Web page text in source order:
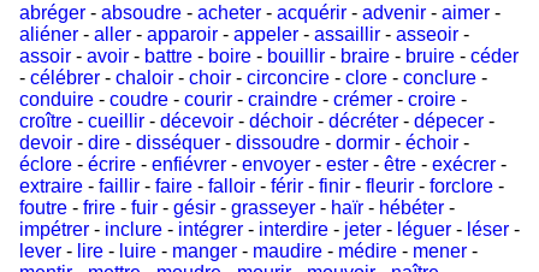
abréger - absoudre - acheter - acquérir - advenir - aimer -
aliéner - aller - apparoir - appeler - assaillir - asseoir -
assoir - avoir - battre - boire - bouillir - braire - bruire - céder
- célébrer - chaloir - choir - circoncire - clore - conclure -
conduire - coudre - courir - craindre - crémer - croire -
croître - cueillir - décevoir - déchoir - décréter - dépecer -
devoir - dire - disséquer - dissoudre - dormir - échoir -
éclore - écrire - enfiévrer - envoyer - ester - être - exécrer -
extraire - faillir - faire - falloir - férir - finir - fleurir - forclore -
foutre - frire - fuir - gésir - grasseyer - haïr - hébéter -
impétrer - inclure - intégrer - interdire - jeter - léguer - léser -
lever - lire - luire - manger - maudire - médire - mener -